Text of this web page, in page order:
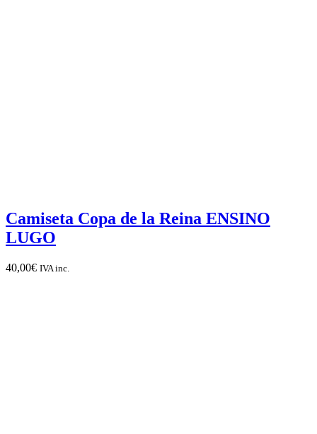
Camiseta Copa de la Reina ENSINO
LUGO
40,00€ IVA inc.